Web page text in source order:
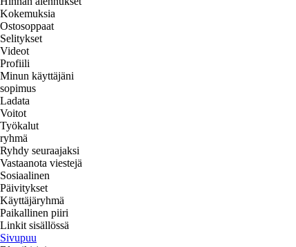
Kokemuksia
Ostosoppaat
Selitykset
Videot
Profiili
Minun käyttäjäni
sopimus
Ladata
Voitot
Työkalut
ryhmä
Ryhdy seuraajaksi
Vastaanota viestejä
Sosiaalinen
Päivitykset
Käyttäjäryhmä
Paikallinen piiri
Linkit sisällössä
Sivupuu